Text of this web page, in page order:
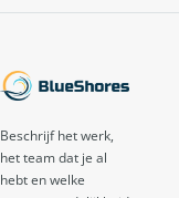
Beschrijf het werk,
het team dat je al
hebt en welke